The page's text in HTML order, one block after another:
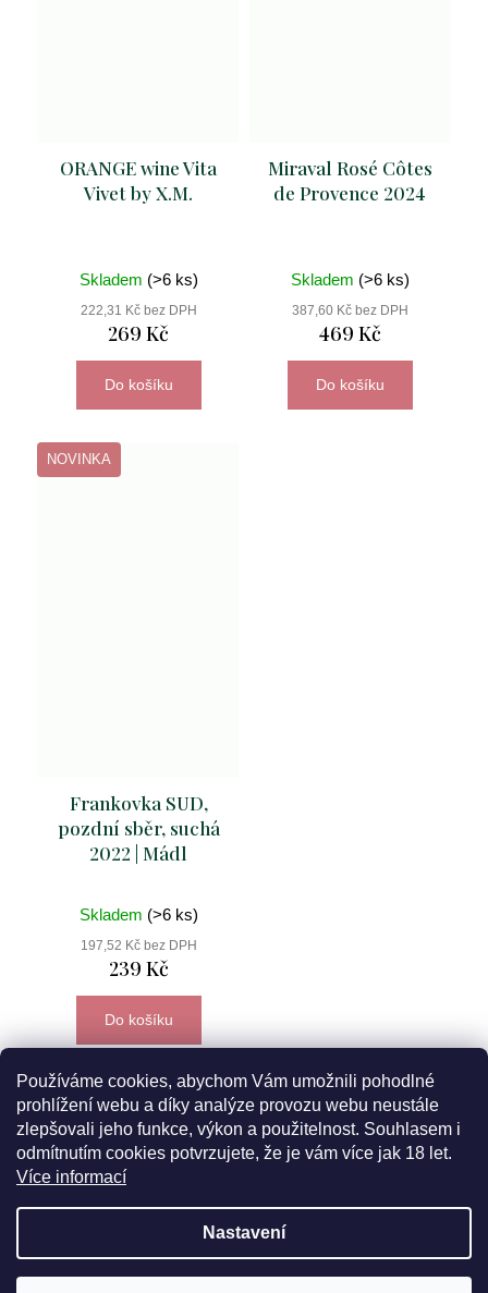
Používáme cookies, abychom Vám umožnili pohodlné
prohlížení webu a díky analýze provozu webu neustále
zlepšovali jeho funkce, výkon a použitelnost. Souhlasem i
odmítnutím cookies potvrzujete, že je vám více jak 18 let.
Více informací
Nastavení
5% sleva proregistrované zákazníky? Máme ji pro vás
připravenou! Týká se všech našich vín a balíčků v ceně do 700
ORANGE wine Vita
Vivet by X.M.
Skladem (>6 ks)
222,31 Kč bez DPH
269 Kč
Do košíku
Miraval Rosé Côtes
de Provence 2024
Skladem (>6 ks)
387,60 Kč bez DPH
469 Kč
Do košíku
NOVINKA
Frankovka SUD,
pozdní sběr, suchá
2022 | Mádl
Skladem (>6 ks)
197,52 Kč bez DPH
239 Kč
Do košíku
Vytvořil Shoptet